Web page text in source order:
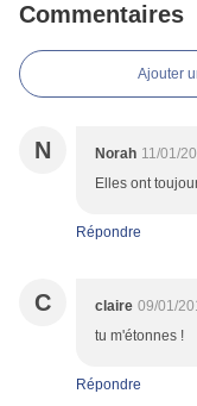
Commentaires
Ajouter
N Norah 11/01/
Elles ont
Répondre
C claire 09/01/
tu m'étonnes !
Répondre